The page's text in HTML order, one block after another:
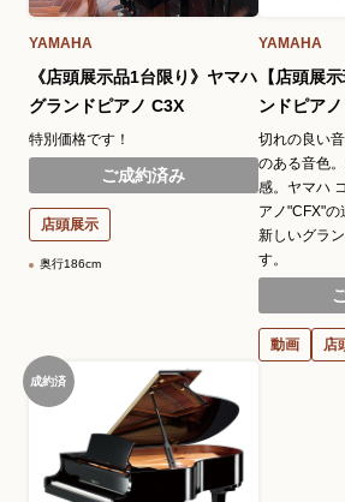
YAMAHA
《店頭展示品1台限り》ヤマハ
グランドピアノ C3X
特別価格です！
ご成約済み
店頭展示
奥行186cm
YAMAHA
【店頭展
ンドピア
切れの良い
のある音色
感。ヤマハ
アノ"CFX"の
新しいグラ
す。
動画 店
成約済